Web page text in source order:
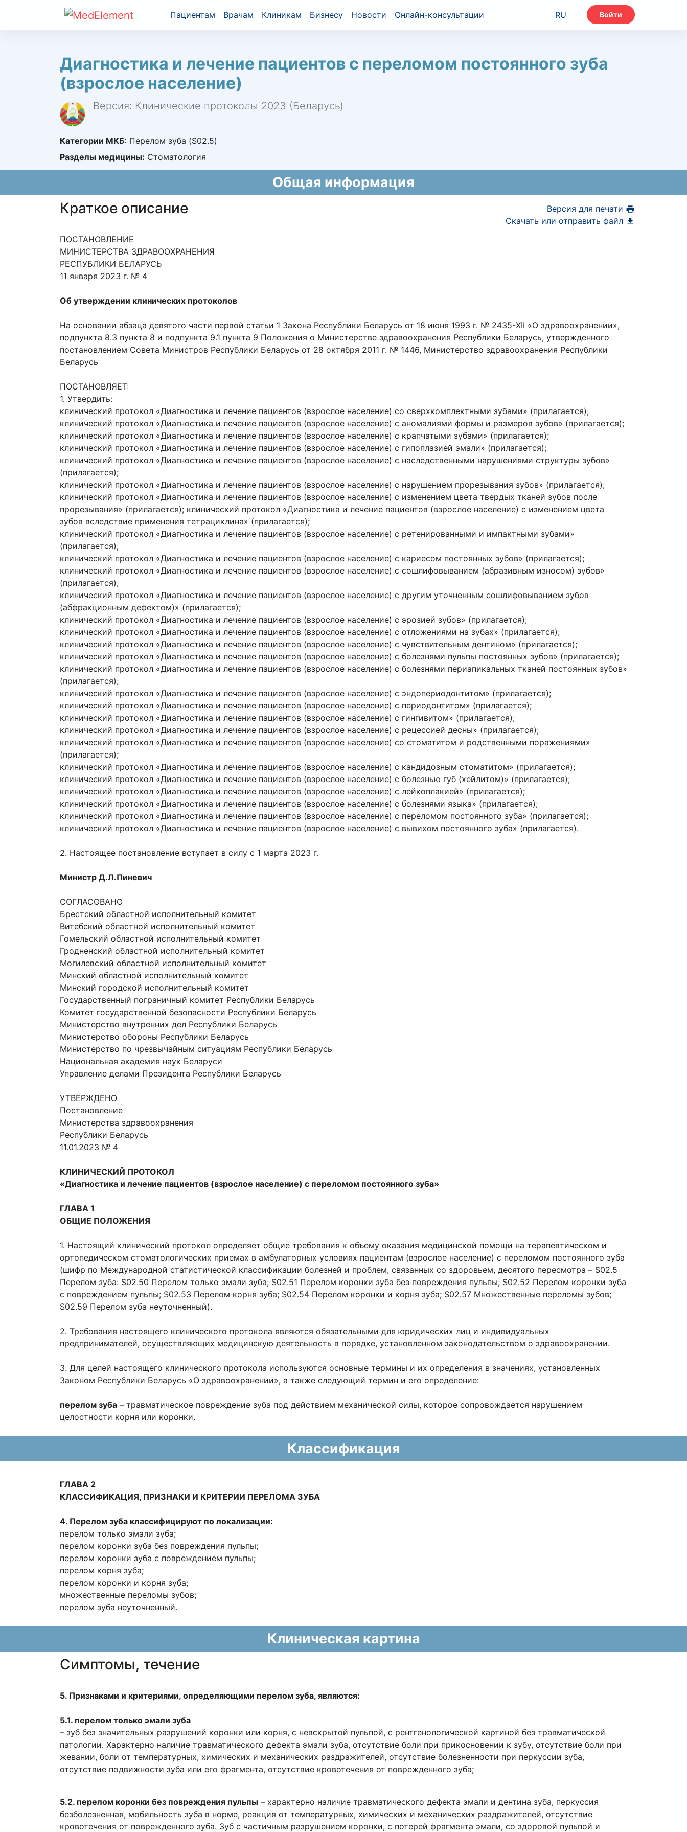
Пациентам Врачам Клиникам Бизнесу Новости Онлайн-консультации RU Войти
Диагностика и лечение пациентов с переломом постоянного зуба
(взрослое население)
Версия: Клинические протоколы 2023 (Беларусь)
Категории МКБ: Перелом зуба (S02.5)
Разделы медицины: Стоматология
Общая информация
Версия для печати
Скачать или отправить файл
Краткое описание
ПОСТАНОВЛЕНИЕ
МИНИСТЕРСТВА ЗДРАВООХРАНЕНИЯ
РЕСПУБЛИКИ БЕЛАРУСЬ
11 января 2023 г. № 4
Об утверждении клинических протоколов
На основании абзаца девятого части первой статьи 1 Закона Республики Беларусь от 18 июня 1993 г. № 2435-XII «О здравоохранении»,
подпункта 8.3 пункта 8 и подпункта 9.1 пункта 9 Положения о Министерстве здравоохранения Республики Беларусь, утвержденного
постановлением Совета Министров Республики Беларусь от 28 октября 2011 г. № 1446, Министерство здравоохранения Республики
Беларусь
ПОСТАНОВЛЯЕТ:
1. Утвердить:
клинический протокол «Диагностика и лечение пациентов (взрослое население) со сверхкомплектными зубами» (прилагается);
клинический протокол «Диагностика и лечение пациентов (взрослое население) с аномалиями формы и размеров зубов» (прилагается);
клинический протокол «Диагностика и лечение пациентов (взрослое население) с крапчатыми зубами» (прилагается);
клинический протокол «Диагностика и лечение пациентов (взрослое население) с гипоплазией эмали» (прилагается);
клинический протокол «Диагностика и лечение пациентов (взрослое население) с наследственными нарушениями структуры зубов»
(прилагается);
клинический протокол «Диагностика и лечение пациентов (взрослое население) с нарушением прорезывания зубов» (прилагается);
клинический протокол «Диагностика и лечение пациентов (взрослое население) с изменением цвета твердых тканей зубов после
прорезывания» (прилагается); клинический протокол «Диагностика и лечение пациентов (взрослое население) с изменением цвета
зубов вследствие применения тетрациклина» (прилагается);
клинический протокол «Диагностика и лечение пациентов (взрослое население) с ретенированными и импактными зубами»
(прилагается);
клинический протокол «Диагностика и лечение пациентов (взрослое население) с кариесом постоянных зубов» (прилагается);
клинический протокол «Диагностика и лечение пациентов (взрослое население) с сошлифовыванием (абразивным износом) зубов»
(прилагается);
клинический протокол «Диагностика и лечение пациентов (взрослое население) с другим уточненным сошлифовыванием зубов
(абфракционным дефектом)» (прилагается);
клинический протокол «Диагностика и лечение пациентов (взрослое население) с эрозией зубов» (прилагается);
клинический протокол «Диагностика и лечение пациентов (взрослое население) с отложениями на зубах» (прилагается);
клинический протокол «Диагностика и лечение пациентов (взрослое население) с чувствительным дентином» (прилагается);
клинический протокол «Диагностика и лечение пациентов (взрослое население) с болезнями пульпы постоянных зубов» (прилагается);
клинический протокол «Диагностика и лечение пациентов (взрослое население) с болезнями периапикальных тканей постоянных зубов»
(прилагается);
клинический протокол «Диагностика и лечение пациентов (взрослое население) с эндопериодонтитом» (прилагается);
клинический протокол «Диагностика и лечение пациентов (взрослое население) с периодонтитом» (прилагается);
клинический протокол «Диагностика и лечение пациентов (взрослое население) с гингивитом» (прилагается);
клинический протокол «Диагностика и лечение пациентов (взрослое население) с рецессией десны» (прилагается);
клинический протокол «Диагностика и лечение пациентов (взрослое население) со стоматитом и родственными поражениями»
(прилагается);
клинический протокол «Диагностика и лечение пациентов (взрослое население) с кандидозным стоматитом» (прилагается);
клинический протокол «Диагностика и лечение пациентов (взрослое население) с болезнью губ (хейлитом)» (прилагается);
клинический протокол «Диагностика и лечение пациентов (взрослое население) с лейкоплакией» (прилагается);
клинический протокол «Диагностика и лечение пациентов (взрослое население) с болезнями языка» (прилагается);
клинический протокол «Диагностика и лечение пациентов (взрослое население) с переломом постоянного зуба» (прилагается);
клинический протокол «Диагностика и лечение пациентов (взрослое население) с вывихом постоянного зуба» (прилагается).
2. Настоящее постановление вступает в силу с 1 марта 2023 г.
Министр Д.Л.Пиневич
СОГЛАСОВАНО
Брестский областной исполнительный комитет
Витебский областной исполнительный комитет
Гомельский областной исполнительный комитет
Гродненский областной исполнительный комитет
Могилевский областной исполнительный комитет
Минский областной исполнительный комитет
Минский городской исполнительный комитет
Государственный пограничный комитет Республики Беларусь
Комитет государственной безопасности Республики Беларусь
Министерство внутренних дел Республики Беларусь
Министерство обороны Республики Беларусь
Министерство по чрезвычайным ситуациям Республики Беларусь
Национальная академия наук Беларуси
Управление делами Президента Республики Беларусь
УТВЕРЖДЕНО
Постановление
Министерства здравоохранения
Республики Беларусь
11.01.2023 № 4
КЛИНИЧЕСКИЙ ПРОТОКОЛ
«Диагностика и лечение пациентов (взрослое население) с переломом постоянного зуба»
ГЛАВА 1
ОБЩИЕ ПОЛОЖЕНИЯ
1. Настоящий клинический протокол определяет общие требования к объему оказания медицинской помощи на терапевтическом и
ортопедическом стоматологических приемах в амбулаторных условиях пациентам (взрослое население) с переломом постоянного зуба
(шифр по Международной статистической классификации болезней и проблем, связанных со здоровьем, десятого пересмотра – S02.5
Перелом зуба: S02.50 Перелом только эмали зуба; S02.51 Перелом коронки зуба без повреждения пульпы; S02.52 Перелом коронки зуба
с повреждением пульпы; S02.53 Перелом корня зуба; S02.54 Перелом коронки и корня зуба; S02.57 Множественные переломы зубов;
S02.59 Перелом зуба неуточненный).
2. Требования настоящего клинического протокола являются обязательными для юридических лиц и индивидуальных
предпринимателей, осуществляющих медицинскую деятельность в порядке, установленном законодательством о здравоохранении.
3. Для целей настоящего клинического протокола используются основные термины и их определения в значениях, установленных
Законом Республики Беларусь «О здравоохранении», а также следующий термин и его определение:
перелом зуба – травматическое повреждение зуба под действием механической силы, которое сопровождается нарушением
целостности корня или коронки.
Классификация
ГЛАВА 2
КЛАССИФИКАЦИЯ, ПРИЗНАКИ И КРИТЕРИИ ПЕРЕЛОМА ЗУБА
4. Перелом зуба классифицируют по локализации:
перелом только эмали зуба;
перелом коронки зуба без повреждения пульпы;
перелом коронки зуба с повреждением пульпы;
перелом корня зуба;
перелом коронки и корня зуба;
множественные переломы зубов;
перелом зуба неуточненный.
Клиническая картина
Cимптомы, течение
5. Признаками и критериями, определяющими перелом зуба, являются:
5.1. перелом только эмали зуба
– зуб без значительных разрушений коронки или корня, с невскрытой пульпой, с рентгенологической картиной без травматической
патологии. Характерно наличие травматического дефекта эмали зуба, отсутствие боли при прикосновении к зубу, отсутствие боли при
жевании, боли от температурных, химических и механических раздражителей, отсутствие болезненности при перкуссии зуба,
отсутствие подвижности зуба или его фрагмента, отсутствие кровотечения от поврежденного зуба;
5.2. перелом коронки без повреждения пульпы – характерно наличие травматического дефекта эмали и дентина зуба, перкуссия
безболезненная, мобильность зуба в норме, реакция от температурных, химических и механических раздражителей, отсутствие
кровотечения от поврежденного зуба. Зуб с частичным разрушением коронки, с потерей фрагмента эмали, со здоровой пульпой и